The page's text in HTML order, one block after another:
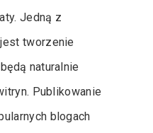
Jedną z
tworzenie
naturalnie
Publikowanie
blogach